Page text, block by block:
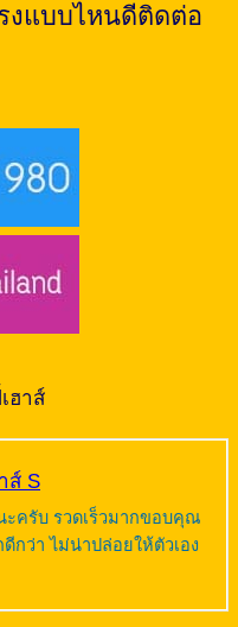
งแบบไหนดีติดต่อ
ฮาส์
ส์ S
ครับ รวดเร็วมากขอบคุณ
กว่า ไม่น่าปล่อยให้ตัวเอง